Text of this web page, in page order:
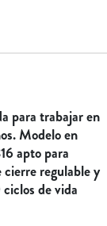
para trabajar en
Modelo en
apto para
regulable y
de vida